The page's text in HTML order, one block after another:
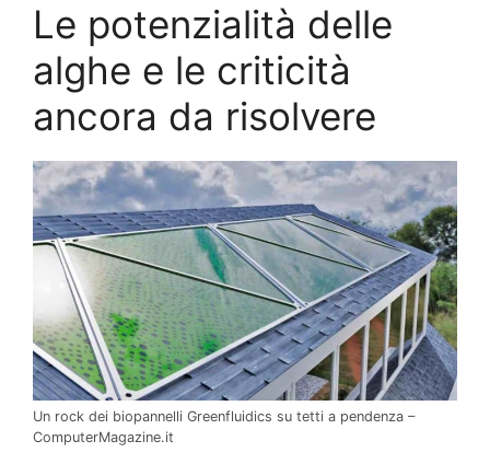
Le potenzialità delle
alghe e le criticità
ancora da risolvere
Un rock dei biopannelli Greenfluidics su tetti a pendenza –
ComputerMagazine.it